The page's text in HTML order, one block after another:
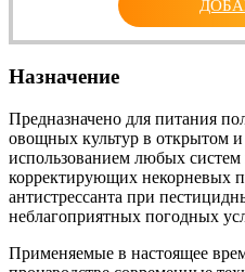
Назначение
Предназначено для питания
овощных культур в открытом
использованием любых
корректирующих некорневых
антистрессанта при
неблагоприятных погодных
Применяемые в настоящее